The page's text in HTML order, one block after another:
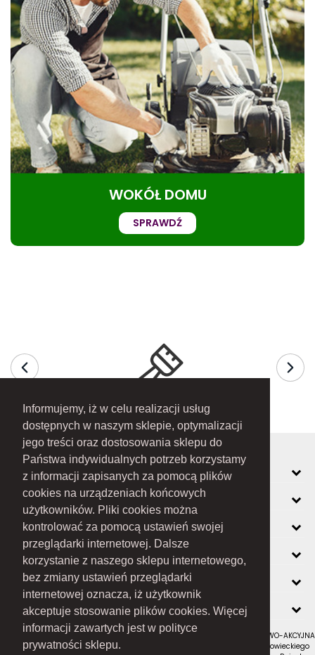
Informujemy, iż w celu realizacji usług
dostępnych w naszym sklepie, optymalizacji
jego treści oraz dostosowania sklepu do
Państwa indywidualnych potrzeb korzystamy
z informacji zapisanych za pomocą plików
cookies na urządzeniach końcowych
użytkowników. Pliki cookies można
kontrolować za pomocą ustawień swojej
przeglądarki internetowej. Dalsze
korzystanie z naszego sklepu internetowego,
bez zmiany ustawień przeglądarki
internetowej oznacza, iż użytkownik
akceptuje stosowanie plików cookies. Więcej
informacji zawartych jest w polityce
prywatności sklepu.
WOKÓŁ DOMU
SPRAWDŹ
MOJE KONTO
INFORMACJE
O FIRMIE
ZOBACZ RÓWNIEŻ
KONTAKT
NEWSLETTER
RAMEX SPÓŁKA Z OGRANICZONĄ ODPOWIEDZIALNOŚCIĄ SPÓŁKA KOMANDYTOWO-AKCYJNA
z siedzibą w Nowym Sączu (adres siedziby i adres do doręczeń: ul. Wiśniowieckiego